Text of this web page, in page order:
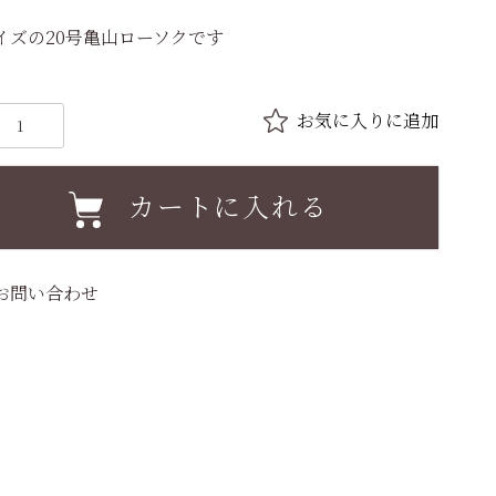
ズの20号亀山ローソクです
カートに入れる
問い合わせ